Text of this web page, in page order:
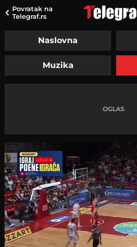
Povratak na
Telegraf.rs
Naslovna
Muzika